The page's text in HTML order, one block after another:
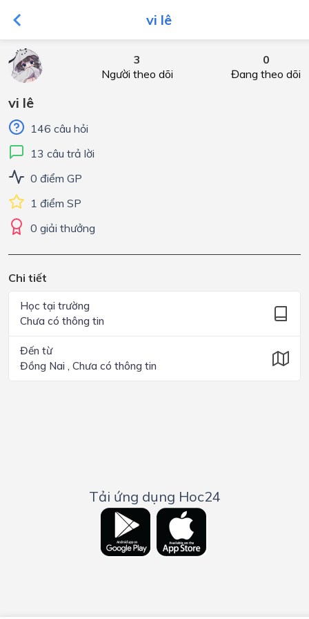
vi lê
3
Người theo dõi
0
Đang theo dõi
vi lê
146 câu hỏi
13 câu trả lời
0 điểm GP
1 điểm SP
0 giải thưởng
Chi tiết
Học tại trường
Chưa có thông tin
Đến từ
Đồng Nai , Chưa có thông tin
Tải ứng dụng Hoc24